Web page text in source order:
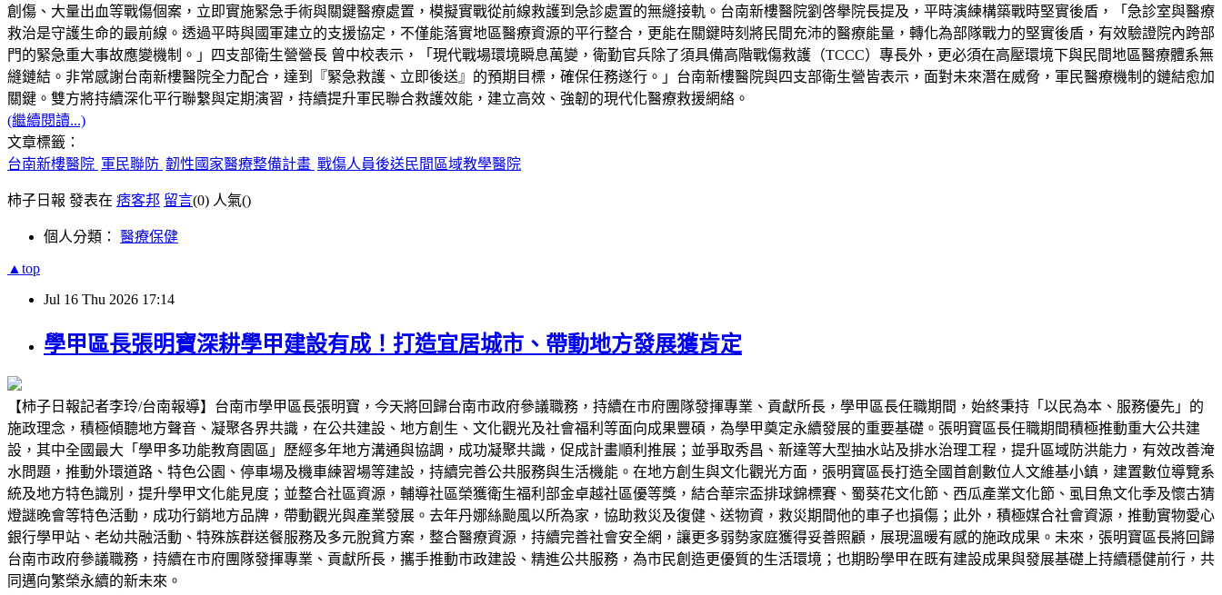
創傷、大量出血等戰傷個案，立即實施緊急手術與關鍵醫療處置，模擬實戰從前線救護到急診處置的無縫接軌。台南新樓醫院劉啓擧院長提及，平時演練構築戰時堅實後盾，「急診室與醫療
救治是守護生命的最前線。透過平時與國軍建立的支援協定，不僅能落實地區醫療資源的平行整合，更能在關鍵時刻將民間充沛的醫療能量，轉化為部隊戰力的堅實後盾，有效驗證院內跨部
門的緊急重大事故應變機制。」四支部衛生營營長 曾中校表示，「現代戰場環境瞬息萬變，衛勤官兵除了須具備高階戰傷救護（TCCC）專長外，更必須在高壓環境下與民間地區醫療體系無
縫鏈結。非常感謝台南新樓醫院全力配合，達到『緊急救護、立即後送』的預期目標，確保任務遂行。」台南新樓醫院與四支部衛生營皆表示，面對未來潛在威脅，軍民醫療機制的鏈結愈加
關鍵。雙方將持續深化平行聯繫與定期演習，持續提升軍民聯合救護效能，建立高效、強韌的現代化醫療救援網絡。
(繼續閱讀...)
文章標籤：
台南新樓醫院 軍民聯防 韌性國家醫療整備計畫 戰傷人員後送民間區域教學醫院
柿子日報 發表在 痞客邦 留言(0) 人氣()
個人分類： 醫療保健
▲top
Jul 16 Thu 2026 17:14
學甲區長張明寶深耕學甲建設有成！打造宜居城市、帶動地方發展獲肯定
【柿子日報記者李玲/台南報導】台南市學甲區長張明寶，今天將回歸台南市政府參議職務，持續在市府團隊發揮專業、貢獻所長，學甲區長任職期間，始終秉持「以民為本、服務優先」的
施政理念，積極傾聽地方聲音、凝聚各界共識，在公共建設、地方創生、文化觀光及社會福利等面向成果豐碩，為學甲奠定永續發展的重要基礎。張明寶區長任職期間積極推動重大公共建
設，其中全國最大「學甲多功能教育園區」歷經多年地方溝通與協調，成功凝聚共識，促成計畫順利推展；並爭取秀昌、新達等大型抽水站及排水治理工程，提升區域防洪能力，有效改善淹
水問題，推動外環道路、特色公園、停車場及機車練習場等建設，持續完善公共服務與生活機能。在地方創生與文化觀光方面，張明寶區長打造全國首創數位人文維基小鎮，建置數位導覽系
統及地方特色識別，提升學甲文化能見度；並整合社區資源，輔導社區榮獲衛生福利部金卓越社區優等獎，結合華宗盃排球錦標賽、蜀葵花文化節、西瓜產業文化節、虱目魚文化季及懷古猜
燈謎晚會等特色活動，成功行銷地方品牌，帶動觀光與產業發展。去年丹娜絲颱風以所為家，協助救災及復健、送物資，救災期間他的車子也損傷；此外，積極媒合社會資源，推動實物愛心
銀行學甲站、老幼共融活動、特殊族群送餐服務及多元脫貧方案，整合醫療資源，持續完善社會安全網，讓更多弱勢家庭獲得妥善照顧，展現溫暖有感的施政成果。未來，張明寶區長將回歸
台南市政府參議職務，持續在市府團隊發揮專業、貢獻所長，攜手推動市政建設、精進公共服務，為市民創造更優質的生活環境；也期盼學甲在既有建設成果與發展基礎上持續穩健前行，共
同邁向繁榮永續的新未來。